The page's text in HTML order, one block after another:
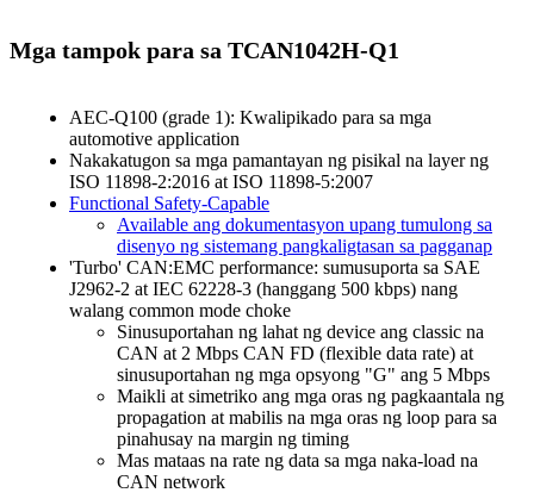
Mga tampok para sa TCAN1042H-Q1
AEC-Q100 (grade 1): Kwalipikado para sa mga
automotive application
Nakakatugon sa mga pamantayan ng pisikal na layer ng
ISO 11898-2:2016 at ISO 11898-5:2007
Functional Safety-Capable
Available ang dokumentasyon upang tumulong sa
disenyo ng sistemang pangkaligtasan sa pagganap
'Turbo' CAN:EMC performance: sumusuporta sa SAE
J2962-2 at IEC 62228-3 (hanggang 500 kbps) nang
walang common mode choke
Sinusuportahan ng lahat ng device ang classic na
CAN at 2 Mbps CAN FD (flexible data rate) at
sinusuportahan ng mga opsyong "G" ang 5 Mbps
Maikli at simetriko ang mga oras ng pagkaantala ng
propagation at mabilis na mga oras ng loop para sa
pinahusay na margin ng timing
Mas mataas na rate ng data sa mga naka-load na
CAN network